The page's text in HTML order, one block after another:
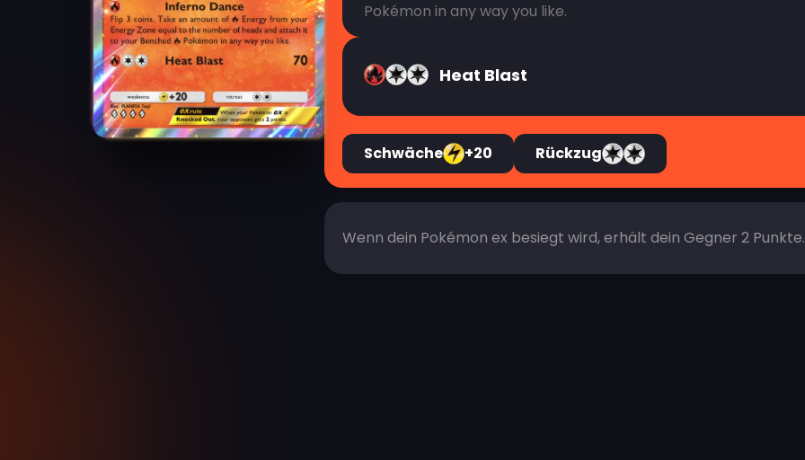
Pokémon in any way you like.
Heat Blast
Schwäche +20 Rückzug
Wenn dein Pokémon ex besiegt wird, erhält dein Gegner 2 Punkte.